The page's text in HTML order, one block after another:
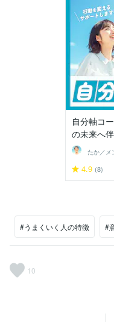
自分軸コ
の未来へ
たか／メ
4.9 (8)
#うまくいく人の特徴 #
10